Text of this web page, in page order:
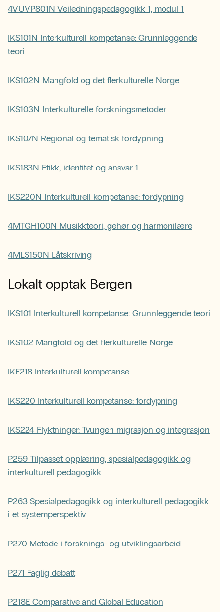
4VUVP801N Veiledningspedagogikk 1, modul 1
IKS101N Interkulturell kompetanse: Grunnleggende
teori
IKS102N Mangfold og det flerkulturelle Norge
IKS103N Interkulturelle forskningsmetoder
IKS107N Regional og tematisk fordypning
IKS183N Etikk, identitet og ansvar 1
IKS220N Interkulturell kompetanse: fordypning
4MTGH100N Musikkteori, gehør og harmonilære
4MLS150N Låtskriving
Lokalt opptak Bergen
IKS101 Interkulturell kompetanse: Grunnleggende teori
IKS102 Mangfold og det flerkulturelle Norge
IKF218 Interkulturell kompetanse
IKS220 Interkulturell kompetanse: fordypning
IKS224 Flyktninger: Tvungen migrasjon og integrasjon
P259 Tilpasset opplæring, spesialpedagogikk og
interkulturell pedagogikk
P263 Spesialpedagogikk og interkulturell pedagogikk
i et systemperspektiv
P270 Metode i forsknings- og utviklingsarbeid
P271 Faglig debatt
P218E Comparative and Global Education